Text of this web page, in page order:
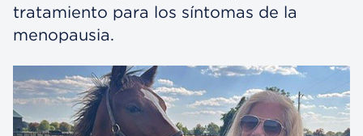
tratamiento para los síntomas de la
menopausia.